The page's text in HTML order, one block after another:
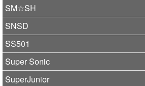
SM☆SH
SNSD
SS501
Super Sonic
SuperJunior